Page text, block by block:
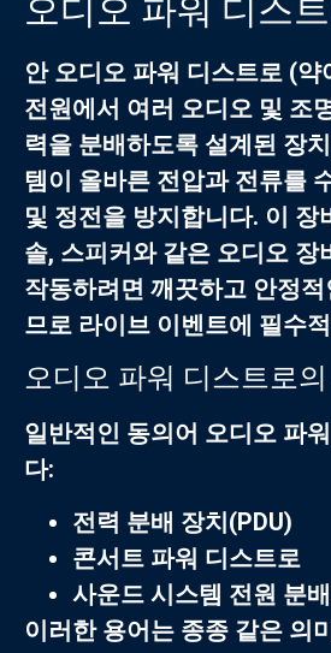
오디오 파워 디스
안 오디오 파워 디스트로 (약
전원에서 여러 오디오 및 조
력을 분배하도록 설계된 장
템이 올바른 전압과 전류를
및 정전을 방지합니다. 이 장
솔, 스피커와 같은 오디오 장
작동하려면 깨끗하고 안정
므로 라이브 이벤트에 필수
오디오 파워 디스트로의
일반적인 동의어 오디오 파
다:
전력 분배 장치(PDU)
콘서트 파워 디스트로
사운드 시스템 전원 분
이러한 용어는 종종 같은 의